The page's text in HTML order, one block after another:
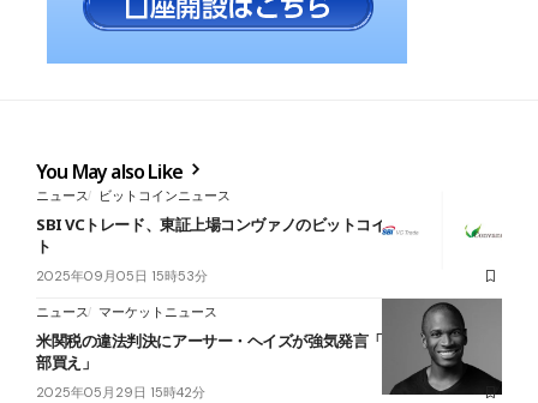
You May also Like
ニュース ビットコインニュース
SBI VCトレード、東証上場コンヴァノのビットコイン戦略をサポー
ト
2025年09月05日 15時53分
ニュース マーケットニュース
米関税の違法判決にアーサー・ヘイズが強気発言「第2ラウンド、全
部買え」
2025年05月29日 15時42分